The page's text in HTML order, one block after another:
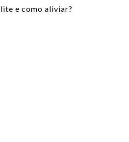
e como aliviar?